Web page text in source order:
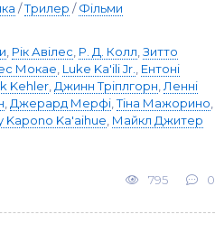
/Трилер /Фільми
Рік Авілес Р. Д. Колл Зитто
Мокае Luke Ka'ili Jr.
Ентоні
Kehler Джинн Тріплгорн Ленні
Джерард Мерфі ,Тіна Мажорино
Kapono Ka'aihue Майкл Джитер
795 0